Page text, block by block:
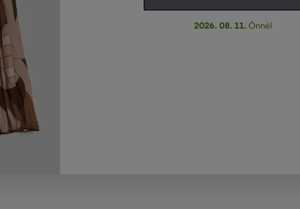
2026. 08. 11.Önnél